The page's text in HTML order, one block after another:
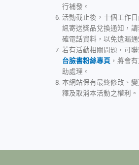
行補發。
活動截止後，十個工作
訊寄送獎品兌換通知，
確電話資料，以免遺漏通
若有活動相關問題，可聯
台臉書粉絲專頁 ，將會
助處理。
本網站保有最終修改、
釋及取消本活動之權利。